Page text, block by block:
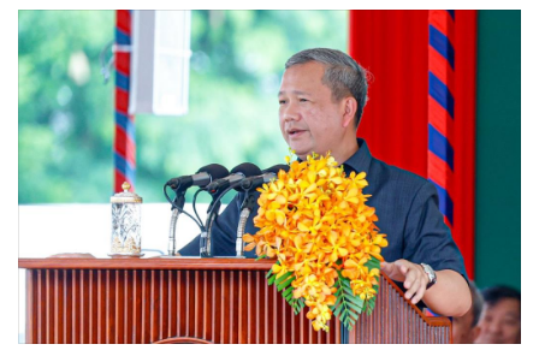
• CbizReview
• Cyber BIZ
• ผู้จัดกวน
• Good health & Well-being
Green Innovation & SD
• Management & HR
MGR Live
Infographic
การเมือง